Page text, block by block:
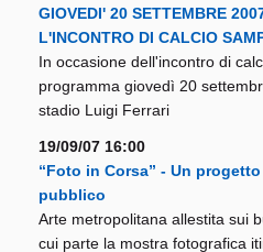
GIOVEDI' 20 SETTEMBRE
L'INCONTRO DI CALCIO
In occasione dell'incontro di
programma giovedì 20
stadio Luigi Ferrari
19/09/07 16:00
“Foto in Corsa” - Un
pubblico
Arte metropolitana allestita sui
cui parte la mostra fotografica